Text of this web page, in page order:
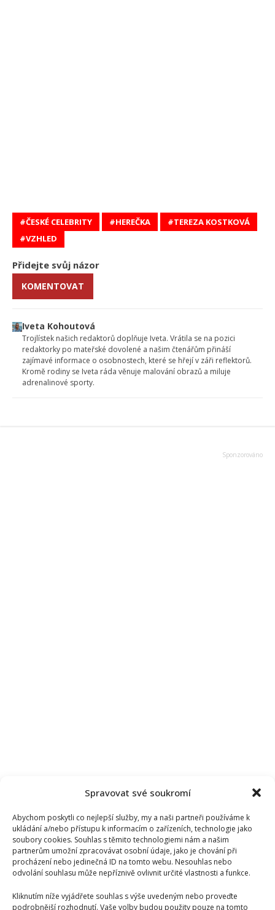
Spravovat své soukromí
Abychom poskytli co nejlepší služby, my a naši partneři používáme k
ukládání a/nebo přístupu k informacím o zařízeních, technologie jako
soubory cookies. Souhlas s těmito technologiemi nám a našim
partnerům umožní zpracovávat osobní údaje, jako je chování při
procházení nebo jedinečná ID na tomto webu. Nesouhlas nebo
odvolání souhlasu může nepříznivě ovlivnit určité vlastnosti a funkce.
Kliknutím níže vyjádřete souhlas s výše uvedeným nebo proveďte
podrobnější rozhodnutí. Vaše volby budou použity pouze na tomto
ČESKÉ CELEBRITY HEREČKA
TEREZA KOSTKOVÁ
VZHLED
Přidejte svůj názor
KOMENTOVAT
Iveta Kohoutová
Trojlístek našich redaktorů doplňuje Iveta. Vrátila se na pozici
redaktorky po mateřské dovolené a našim čtenářům přináší
zajímavé informace o osobnostech, které se hřejí v záři reflektorů.
Kromě rodiny se Iveta ráda věnuje malování obrazů a miluje
adrenalinové sporty.